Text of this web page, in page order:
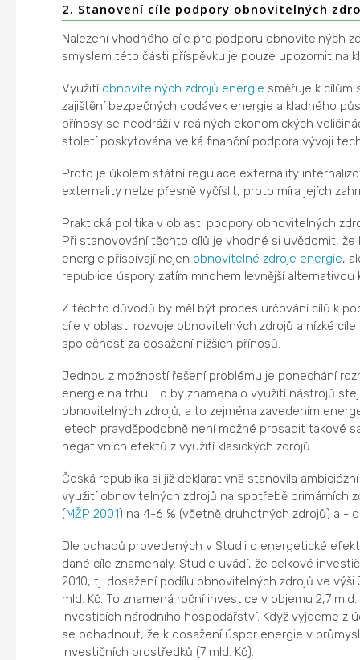
2. Stanovení cíle podpory obnovitelných
Nalezení vhodného cíle pro podporu obnovitelných
smyslem této části příspěvku je pouze upozornit na
Využití obnovitelných zdrojů energie směřuje k cílům
zajištění bezpečných dodávek energie a kladného
přínosy se neodráží v reálných ekonomických
století poskytována velká finanční podpora vývoji
Proto je úkolem státní regulace externality
externality nelze přesně vyčíslit, proto míra jejích
Praktická politika v oblasti podpory obnovitelných
Při stanovování těchto cílů je vhodné si uvědomit,
energie přispívají nejen obnovitelné zdroje energie,
republice úspory zatím mnohem levnější alternativou
Z těchto důvodů by měl být proces určování cílů k
cíle v oblasti rozvoje obnovitelných zdrojů a nízké
společnost za dosažení nižších přínosů.
Jednou z možností řešení problému je ponechání
energie na trhu. To by znamenalo využití nástrojů
obnovitelných zdrojů, a to zejména zavedením
letech pravděpodobně není možné prosadit takové
negativních efektů z využití klasických zdrojů.
Česká republika si již deklarativně stanovila
využití obnovitelných zdrojů na spotřebě primárních
(MŽP 2001) na 4-6 % (včetně druhotných zdrojů) a -
Dle odhadů provedených v Studii o energetické
dané cíle znamenaly. Studie uvádí, že celkové
2010, tj. dosažení podílu obnovitelných zdrojů ve
mld. Kč. To znamená roční investice v objemu 2,7
investicích národního hospodářství. Když vyjdeme z
se odhadnout, že k dosažení úspor energie v
investičních prostředků (7 mld. Kč).